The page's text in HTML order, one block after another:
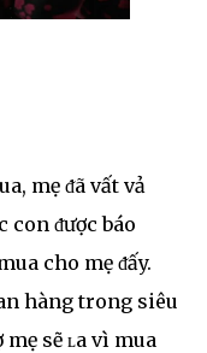
mẹ ᵭã vất vả
con ᵭược báo
cho mẹ ᵭấy.
hàng trong siêu
mẹ sẽ ʟa vì mua